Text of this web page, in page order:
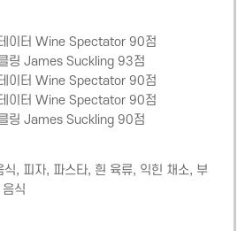
이터 Wine Spectator 90점
링 James Suckling 93점
이터 Wine Spectator 90점
이터 Wine Spectator 90점
링 James Suckling 90점
, 피자, 파스타, 흰 육류, 익힌 채소, 부
식